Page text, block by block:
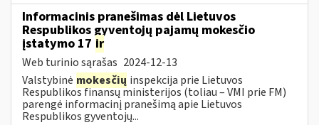
Informacinis pranešimas dėl Lietuvos
Respublikos gyventojų pajamų mokesčio
įstatymo 17 ir
Web turinio sąrašas 2024-12-13
Valstybinė mokesčių inspekcija prie Lietuvos
Respublikos finansų ministerijos (toliau – VMI prie FM)
parengė informacinį pranešimą apie Lietuvos
Respublikos gyventojų...